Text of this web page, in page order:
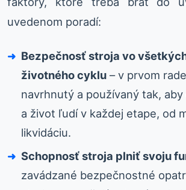
uvedenom poradí:
Bezpečnosť stroja vo
životného cyklu – v prvom
navrhnutý a používaný tak,
a život ľudí v každej etape, od
likvidáciu.
Schopnosť stroja plniť svoju
zavádzané bezpečnostné